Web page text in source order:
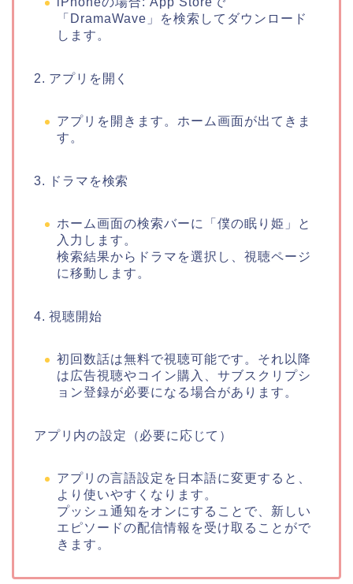
「DramaWave」を検索してダウンロード
します。
2. アプリを開く
アプリを開きます。ホーム画面が出てきま
す。
3. ドラマを検索
ホーム画面の検索バーに「僕の眠り姫」と
入力します。
検索結果からドラマを選択し、視聴ページ
に移動します。
4. 視聴開始
初回数話は無料で視聴可能です。それ以降
は広告視聴やコイン購入、サブスクリプシ
ョン登録が必要になる場合があります。
アプリ内の設定（必要に応じて）
アプリの言語設定を日本語に変更すると、
より使いやすくなります。
プッシュ通知をオンにすることで、新しい
エピソードの配信情報を受け取ることがで
きます。